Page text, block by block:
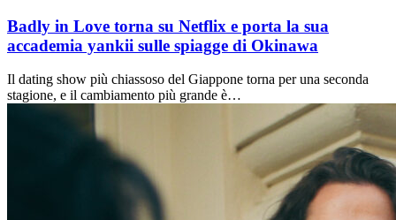
Badly in Love torna su Netflix e porta la sua
accademia yankii sulle spiagge di Okinawa
Il dating show più chiassoso del Giappone torna per una seconda
stagione, e il cambiamento più grande è…